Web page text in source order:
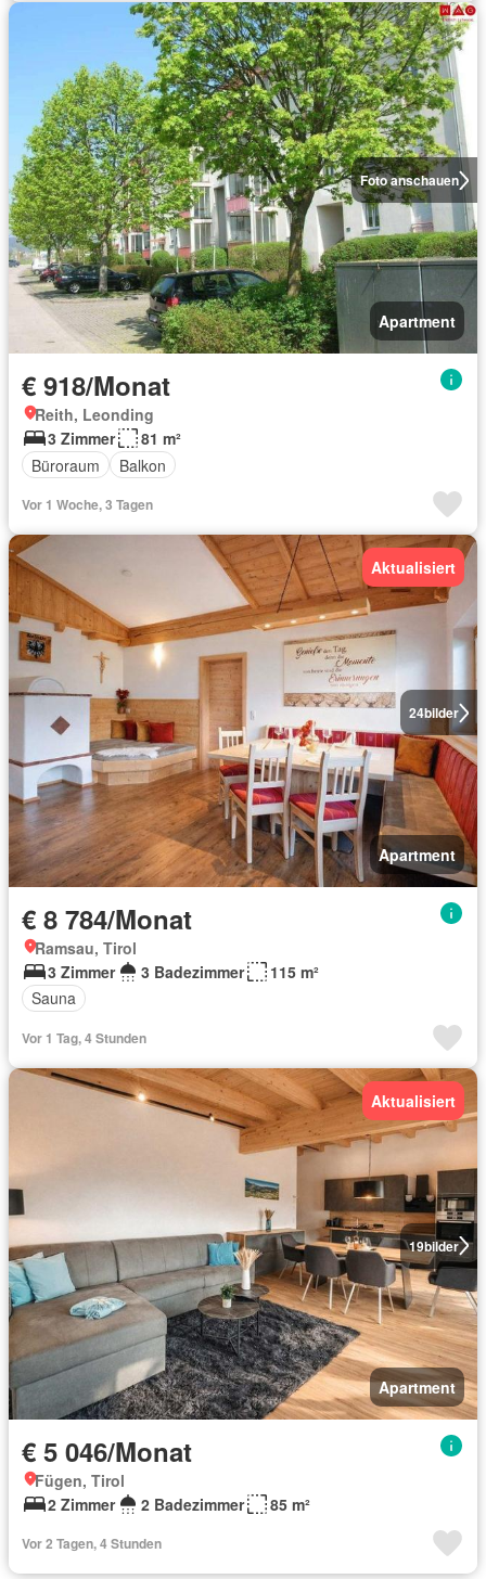
Foto anschauen
Apartment
€ 918/Monat
Reith, Leonding
3 Zimmer
81 m²
Büroraum
Balkon
Vor 1 Woche, 3 Tagen
24bilder
Aktualisiert
Apartment
€ 8 784/Monat
Ramsau, Tirol
3 Zimmer
3 Badezimmer
115 m²
Sauna
Vor 1 Tag, 4 Stunden
19bilder
Aktualisiert
Apartment
€ 5 046/Monat
Fügen, Tirol
2 Zimmer
2 Badezimmer 85 m²
Vor 2 Tagen, 4 Stunden